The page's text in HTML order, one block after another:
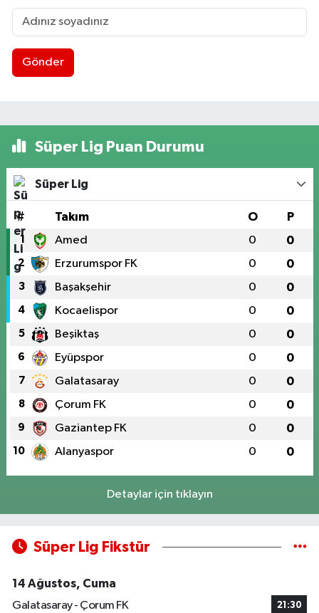
Gönder
Süper Lig Puan Durumu
Süper Lig
# Takım O P
1 Amed 0 0
2 Erzurumspor FK 0 0
3 Başakşehir 0 0
4 Kocaelispor 0 0
5 Beşiktaş 0 0
6 Eyüpspor 0 0
7 Galatasaray 0 0
8 Çorum FK 0 0
9 Gaziantep FK 0 0
10 Alanyaspor 0 0
Detaylar için tıklayın
Süper Lig Fikstür
14 Ağustos, Cuma
Galatasaray - Çorum FK
21:30